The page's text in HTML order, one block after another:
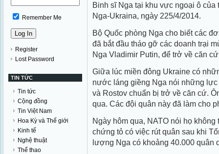
Remember Me
Register
Lost Password
TIN TỨC
Tin tức
Cộng đồng
Tin Việt Nam
Hoa Kỳ và Thế giới
Kinh tế
Nghệ thuật
Thể thao
Binh sĩ Nga tại khu vực ngoại ô
Nga-Ukraina, ngày 225/4/2014.
Bộ Quốc phòng Nga cho biết các
đã bắt đầu tháo gỡ các doanh trại
Nga Vladimir Putin, để trở về căn
Giữa lúc miền đông Ukraine có
nước láng giềng Nga nói những
và Rostov chuẩn bị trở về căn cứ.
qua. Các đội quân này đã làm cho
Ngày hôm qua, NATO nói họ
chứng tỏ có việc rút quân sau khi
lượng Nga có khoảng 40.000 quân